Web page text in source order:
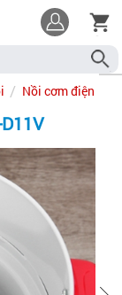
Nồi cơm điện